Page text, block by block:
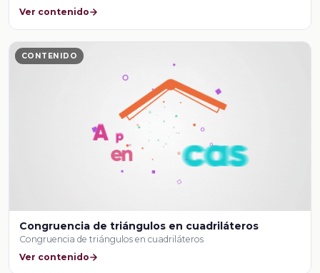
Ver contenido
CONTENIDO
Congruencia de triángulos en cuadriláteros
Congruencia de triángulos en cuadriláteros
Ver contenido